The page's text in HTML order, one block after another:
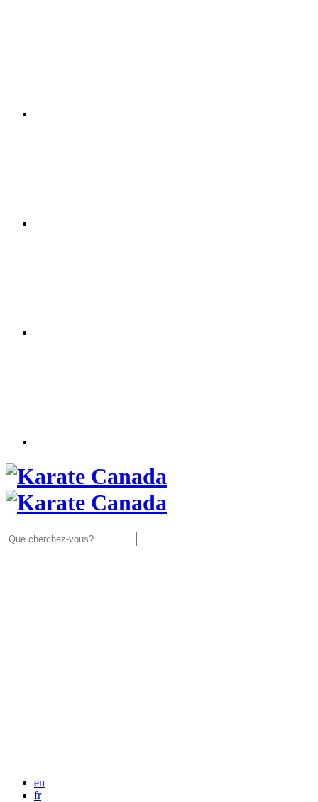
Rechercher:
en
fr